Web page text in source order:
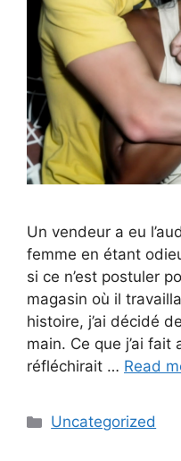
Un vendeur a eu
femme en étant
si ce n’est postuler
magasin où il
histoire, j’ai décidé
main. Ce que j’ai
réfléchirait … Read
Categories
Uncategorized